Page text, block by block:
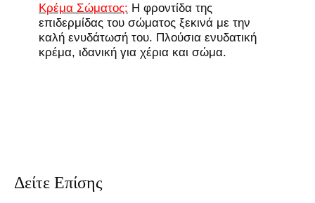
Κρέμα Σώματος: Η φροντίδα της
επιδερμίδας του σώματος ξεκινά με την
καλή ενυδάτωσή του. Πλούσια ενυδατική
κρέμα, ιδανική για χέρια και σώμα.
Δείτε Επίσης